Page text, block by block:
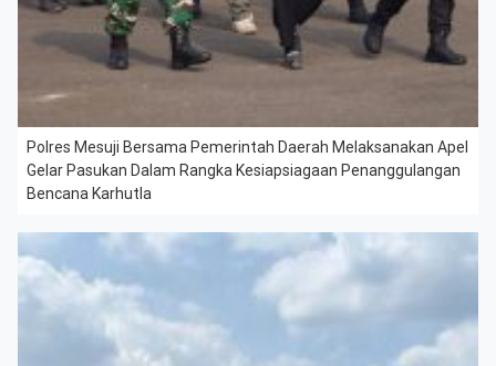
Polres Mesuji Bersama Pemerintah Daerah Melaksanakan Apel
Gelar Pasukan Dalam Rangka Kesiapsiagaan Penanggulangan
Bencana Karhutla